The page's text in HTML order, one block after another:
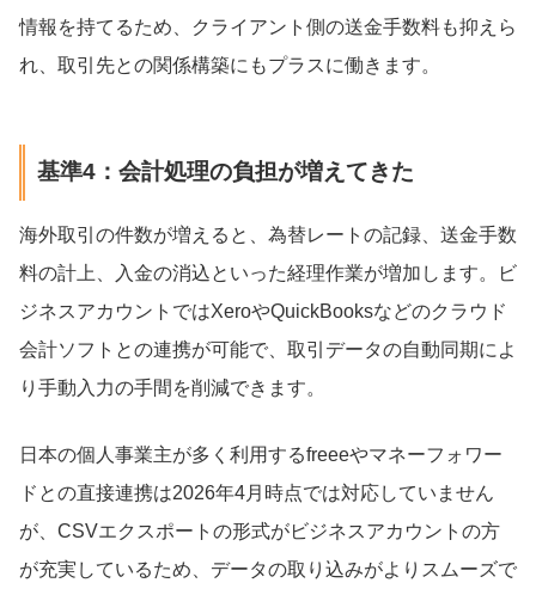
情報を持てるため、クライアント側の送金手数料も抑えら
れ、取引先との関係構築にもプラスに働きます。
基準4：会計処理の負担が増えてきた
海外取引の件数が増えると、為替レートの記録、送金手数
料の計上、入金の消込といった経理作業が増加します。ビ
ジネスアカウントではXeroやQuickBooksなどのクラウド
会計ソフトとの連携が可能で、取引データの自動同期によ
り手動入力の手間を削減できます。
日本の個人事業主が多く利用するfreeeやマネーフォワー
ドとの直接連携は2026年4月時点では対応していません
が、CSVエクスポートの形式がビジネスアカウントの方
が充実しているため、データの取り込みがよりスムーズで